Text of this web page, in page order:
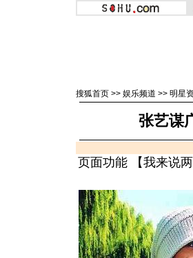
搜狐首页 >> 娱乐频道 >> 明星
张艺谋
页面功能 【我来说